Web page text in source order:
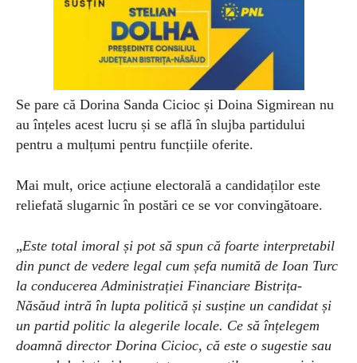
Se pare că Dorina Sanda Cicioc și Doina Sigmirean nu
au înțeles acest lucru și se află în slujba partidului
pentru a mulțumi pentru funcțiile oferite.
Mai mult, orice acțiune electorală a candidaților este
reliefată slugarnic în postări ce se vor convingătoare.
„Este total imoral și pot să spun că foarte interpretabil
din punct de vedere legal cum șefa numită de Ioan Turc
la conducerea Administrației Financiare Bistrița-
Năsăud intră în lupta politică și susține un candidat și
un partid politic la alegerile locale. Ce să înțelegem
doamnă director Dorina Cicioc, că este o sugestie sau